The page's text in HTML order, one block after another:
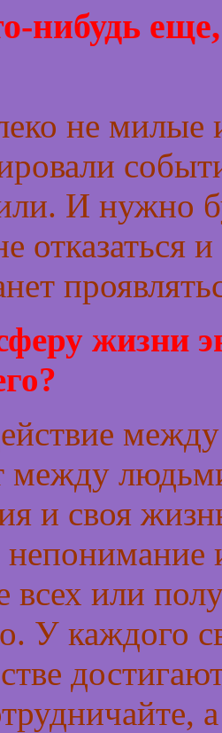
нибудь
не милые
И нужно
отказаться
жизни
между
и своя
всех или
У каждого